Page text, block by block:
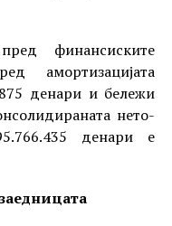
финансиските
амортизацијата
денари и бележи
нето-
денари е